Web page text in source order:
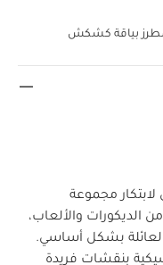
بياقة كشكش
لابتكار مجموعة
الديكورات والألعاب،
العائلة بشكل أساسي.
بنقشات فريدة